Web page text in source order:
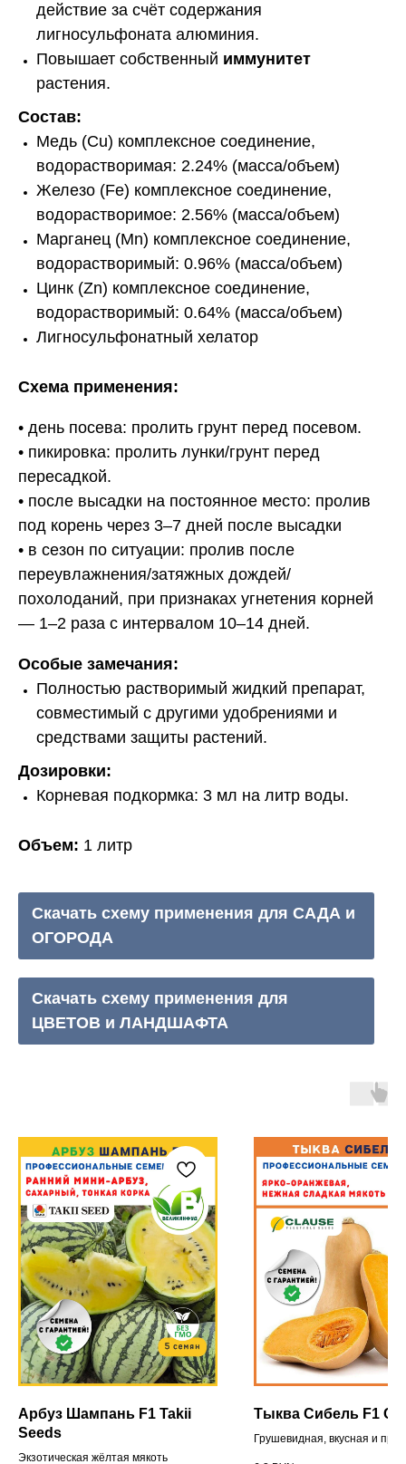
действие за счёт содержания
лигносульфоната алюминия.
Повышает собственный иммунитет
растения.
Состав:
Медь (Cu) комплексное соединение,
водорастворимая: 2.24% (масса/объем)
Железо (Fe) комплексное соединение,
водорастворимое: 2.56% (масса/объем)
Марганец (Mn) комплексное соединение,
водорастворимый: 0.96% (масса/объем)
Цинк (Zn) комплексное соединение,
водорастворимый: 0.64% (масса/объем)
Лигносульфонатный хелатор
Схема применения:
• день посева: пролить грунт перед посевом.
• пикировка: пролить лунки/грунт перед
пересадкой.
• после высадки на постоянное место: пролив
под корень через 3–7 дней после высадки
• в сезон по ситуации: пролив после
переувлажнения/затяжных дождей/
похолоданий, при признаках угнетения корней
— 1–2 раза с интервалом 10–14 дней.
Особые замечания:
Полностью растворимый жидкий препарат,
совместимый с другими удобрениями и
средствами защиты растений.
Дозировки:
Корневая подкормка: 3 мл на литр воды.
Объем: 1 литр
Скачать схему применения для САДА и
ОГОРОДА
Скачать схему применения для
ЦВЕТОВ и ЛАНДШАФТА
Арбуз Шампань F1 Takii
Seeds
Экзотическая жёлтая мякоть
Тыква Сибель F1
Грушевидная, вкусная и